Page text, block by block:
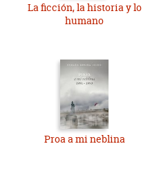
La ficción, la historia y lo
humano
Proa a mi neblina